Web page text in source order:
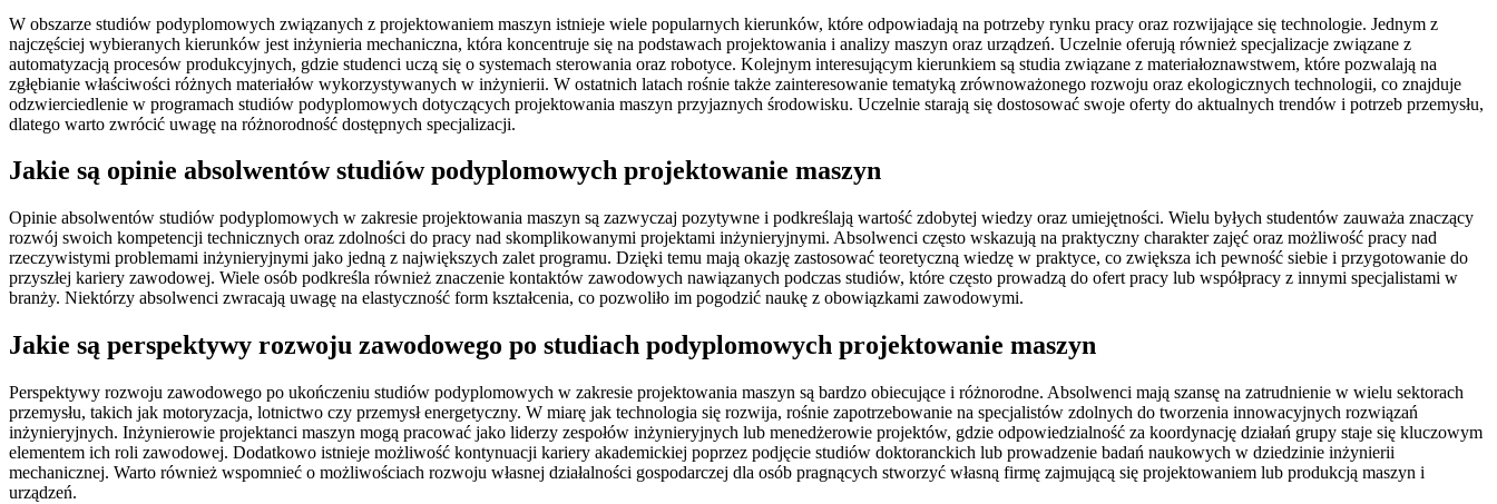
W obszarze studiów podyplomowych związanych z projektowaniem maszyn istnieje wiele popularnych kierunków, które odpowiadają na potrzeby rynku pracy oraz rozwijające się technologie. Jednym z
najczęściej wybieranych kierunków jest inżynieria mechaniczna, która koncentruje się na podstawach projektowania i analizy maszyn oraz urządzeń. Uczelnie oferują również specjalizacje związane z
automatyzacją procesów produkcyjnych, gdzie studenci uczą się o systemach sterowania oraz robotyce. Kolejnym interesującym kierunkiem są studia związane z materiałoznawstwem, które pozwalają na
zgłębianie właściwości różnych materiałów wykorzystywanych w inżynierii. W ostatnich latach rośnie także zainteresowanie tematyką zrównoważonego rozwoju oraz ekologicznych technologii, co znajduje
odzwierciedlenie w programach studiów podyplomowych dotyczących projektowania maszyn przyjaznych środowisku. Uczelnie starają się dostosować swoje oferty do aktualnych trendów i potrzeb przemysłu,
dlatego warto zwrócić uwagę na różnorodność dostępnych specjalizacji.
Jakie są opinie absolwentów studiów podyplomowych projektowanie maszyn
Opinie absolwentów studiów podyplomowych w zakresie projektowania maszyn są zazwyczaj pozytywne i podkreślają wartość zdobytej wiedzy oraz umiejętności. Wielu byłych studentów zauważa znaczący
rozwój swoich kompetencji technicznych oraz zdolności do pracy nad skomplikowanymi projektami inżynieryjnymi. Absolwenci często wskazują na praktyczny charakter zajęć oraz możliwość pracy nad
rzeczywistymi problemami inżynieryjnymi jako jedną z największych zalet programu. Dzięki temu mają okazję zastosować teoretyczną wiedzę w praktyce, co zwiększa ich pewność siebie i przygotowanie do
przyszłej kariery zawodowej. Wiele osób podkreśla również znaczenie kontaktów zawodowych nawiązanych podczas studiów, które często prowadzą do ofert pracy lub współpracy z innymi specjalistami w
branży. Niektórzy absolwenci zwracają uwagę na elastyczność form kształcenia, co pozwoliło im pogodzić naukę z obowiązkami zawodowymi.
Jakie są perspektywy rozwoju zawodowego po studiach podyplomowych projektowanie maszyn
Perspektywy rozwoju zawodowego po ukończeniu studiów podyplomowych w zakresie projektowania maszyn są bardzo obiecujące i różnorodne. Absolwenci mają szansę na zatrudnienie w wielu sektorach
przemysłu, takich jak motoryzacja, lotnictwo czy przemysł energetyczny. W miarę jak technologia się rozwija, rośnie zapotrzebowanie na specjalistów zdolnych do tworzenia innowacyjnych rozwiązań
inżynieryjnych. Inżynierowie projektanci maszyn mogą pracować jako liderzy zespołów inżynieryjnych lub menedżerowie projektów, gdzie odpowiedzialność za koordynację działań grupy staje się kluczowym
elementem ich roli zawodowej. Dodatkowo istnieje możliwość kontynuacji kariery akademickiej poprzez podjęcie studiów doktoranckich lub prowadzenie badań naukowych w dziedzinie inżynierii
mechanicznej. Warto również wspomnieć o możliwościach rozwoju własnej działalności gospodarczej dla osób pragnących stworzyć własną firmę zajmującą się projektowaniem lub produkcją maszyn i
urządzeń.